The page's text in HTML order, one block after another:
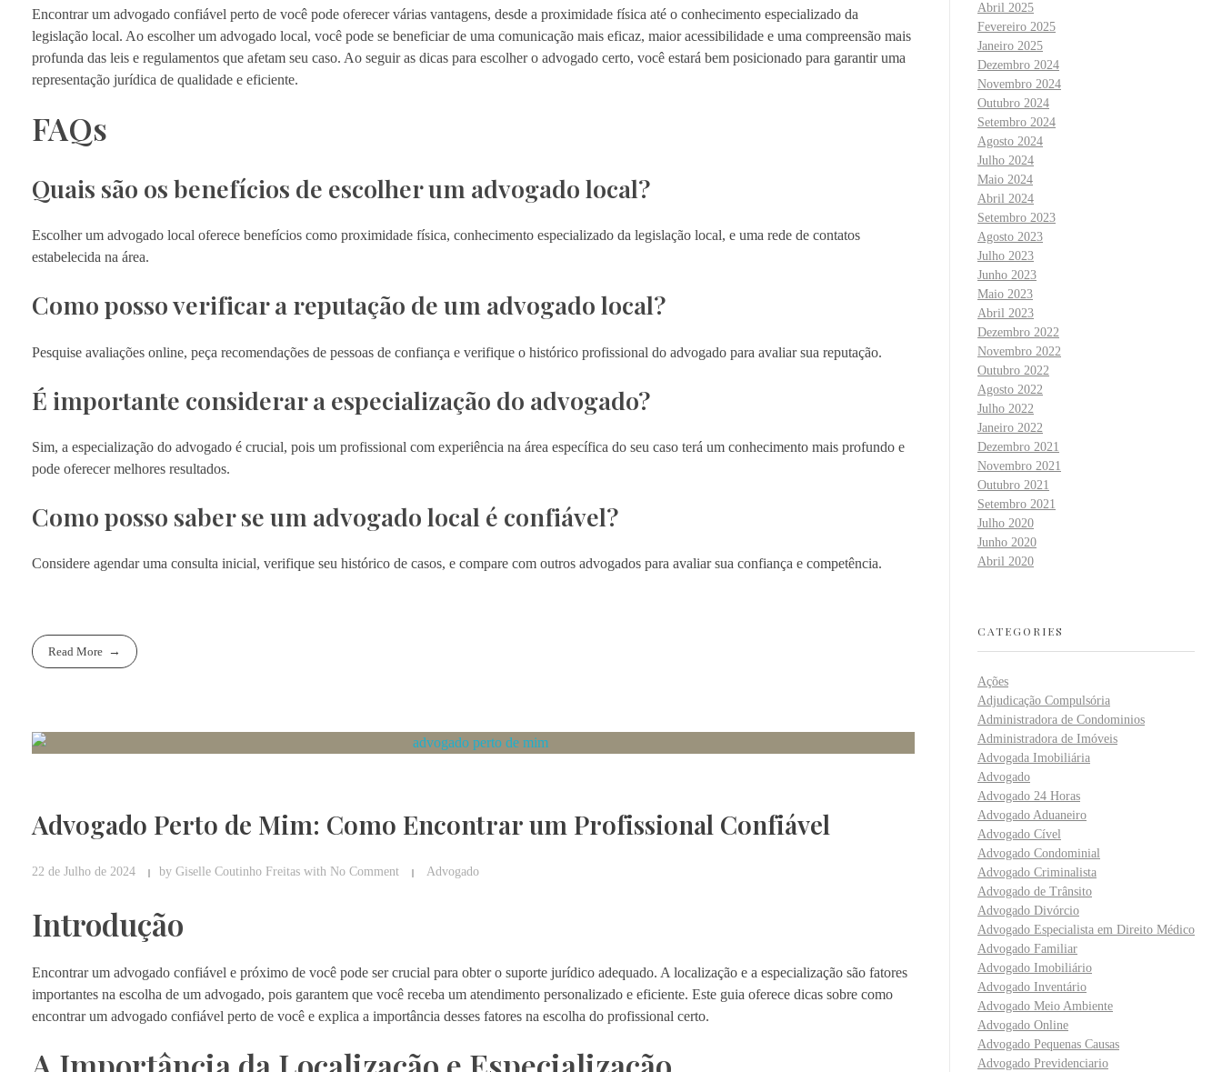
Encontrar um advogado confiável perto de você pode oferecer várias vantagens, desde a proximidade física até o conhecimento especializado da
legislação local. Ao escolher um advogado local, você pode se beneficiar de uma comunicação mais eficaz, maior acessibilidade e uma compreensão mais
profunda das leis e regulamentos que afetam seu caso. Ao seguir as dicas para escolher o advogado certo, você estará bem posicionado para garantir uma
representação jurídica de qualidade e eficiente.
FAQs
Quais são os benefícios de escolher um advogado local?
Escolher um advogado local oferece benefícios como proximidade física, conhecimento especializado da legislação local, e uma rede de contatos
estabelecida na área.
Como posso verificar a reputação de um advogado local?
Pesquise avaliações online, peça recomendações de pessoas de confiança e verifique o histórico profissional do advogado para avaliar sua reputação.
É importante considerar a especialização do advogado?
Sim, a especialização do advogado é crucial, pois um profissional com experiência na área específica do seu caso terá um conhecimento mais profundo e
pode oferecer melhores resultados.
Como posso saber se um advogado local é confiável?
Considere agendar uma consulta inicial, verifique seu histórico de casos, e compare com outros advogados para avaliar sua confiança e competência.
Read More
Advogado Perto de Mim: Como Encontrar um Profissional Confiável
22 de Julho de 2024 by Giselle Coutinho Freitas with No Comment Advogado
Introdução
Encontrar um advogado confiável e próximo de você pode ser crucial para obter o suporte jurídico adequado. A localização e a especialização são fatores
importantes na escolha de um advogado, pois garantem que você receba um atendimento personalizado e eficiente. Este guia oferece dicas sobre como
encontrar um advogado confiável perto de você e explica a importância desses fatores na escolha do profissional certo.
Abril 2025
Fevereiro 2025
Janeiro 2025
Dezembro 2024
Novembro 2024
Outubro 2024
Setembro 2024
Agosto 2024
Julho 2024
Maio 2024
Abril 2024
Setembro 2023
Agosto 2023
Julho 2023
Junho 2023
Maio 2023
Abril 2023
Dezembro 2022
Novembro 2022
Outubro 2022
Agosto 2022
Julho 2022
Janeiro 2022
Dezembro 2021
Novembro 2021
Outubro 2021
Setembro 2021
Julho 2020
Junho 2020
Abril 2020
CATEGORIES
Ações
Adjudicação Compulsória
Administradora de Condominios
Administradora de Imóveis
Advogada Imobiliária
Advogado
Advogado 24 Horas
Advogado Aduaneiro
Advogado Cível
Advogado Condominial
Advogado Criminalista
Advogado de Trânsito
Advogado Divórcio
Advogado Especialista em Direito Médico
Advogado Familiar
Advogado Imobiliário
Advogado Inventário
Advogado Meio Ambiente
Advogado Online
Advogado Pequenas Causas
Advogado Previdenciario